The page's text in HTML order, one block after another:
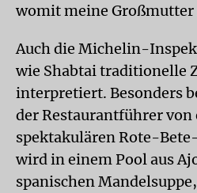
womit meine
Auch die Michelin-
wie Shabtai traditionelle
interpretiert. Besonders
der Restaurantführer von
spektakulären Rote-
wird in einem Pool aus
spanischen